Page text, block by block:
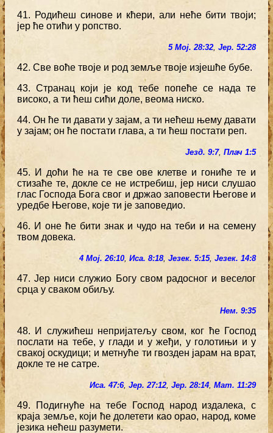
41. Родићеш синове и кћери, али неће бити твоји;
јер ће отићи у ропство.
5 Мој. 28:32, Јер. 52:28
42. Све воће твоје и род земље твоје изјешће бубе.
43. Странац који је код тебе попеће се нада те
високо, а ти ћеш сићи доле, веома ниско.
44. Он ће ти давати у зајам, а ти нећеш њему давати
у зајам; он ће постати глава, а ти ћеш постати реп.
Језд. 9:7, Плач 1:5
45. И доћи ће на те све ове клетве и гониће те и
стизаће те, докле се не истребиш, јер ниси слушао
глас Господа Бога свог и држао заповести Његове и
уредбе Његове, које ти је заповедио.
46. И оне ће бити знак и чудо на теби и на семену
твом довека.
4 Мој. 26:10, Иса. 8:18, Језек. 5:15, Језек. 14:8
47. Јер ниси служио Богу свом радосног и веселог
срца у сваком обиљу.
Нем. 9:35
48. И служићеш непријатељу свом, ког ће Господ
послати на тебе, у глади и у жеђи, у голотињи и у
свакој оскудици; и метнуће ти гвозден јарам на врат,
докле те не сатре.
Иса. 47:6, Јер. 27:12, Јер. 28:14, Мат. 11:29
49. Подигнуће на тебе Господ народ издалека, с
краја земље, који ће долетети као орао, народ, коме
језика нећеш разумети.